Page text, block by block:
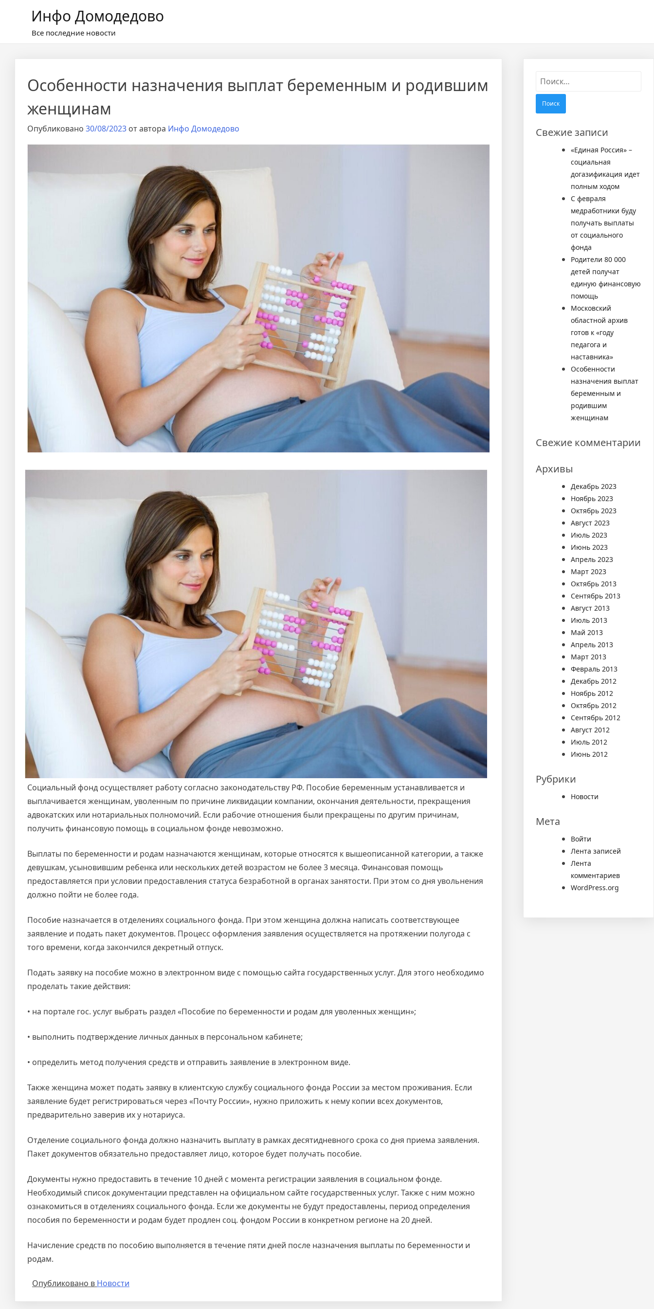
содержимому
Инфо Домодедово
Все последние новости
Особенности назначения выплат беременным и родившим
женщинам
Опубликовано 30/08/2023 от автора Инфо Домодедово
Социальный фонд осуществляет работу согласно законодательству РФ. Пособие беременным устанавливается и
выплачивается женщинам, уволенным по причине ликвидации компании, окончания деятельности, прекращения
адвокатских или нотариальных полномочий. Если рабочие отношения были прекращены по другим причинам,
получить финансовую помощь в социальном фонде невозможно.
Выплаты по беременности и родам назначаются женщинам, которые относятся к вышеописанной категории, а также
девушкам, усыновившим ребенка или нескольких детей возрастом не более 3 месяца. Финансовая помощь
предоставляется при условии предоставления статуса безработной в органах занятости. При этом со дня увольнения
должно пойти не более года.
Пособие назначается в отделениях социального фонда. При этом женщина должна написать соответствующее
заявление и подать пакет документов. Процесс оформления заявления осуществляется на протяжении полугода с
того времени, когда закончился декретный отпуск.
Подать заявку на пособие можно в электронном виде с помощью сайта государственных услуг. Для этого необходимо
проделать такие действия:
• на портале гос. услуг выбрать раздел «Пособие по беременности и родам для уволенных женщин»;
• выполнить подтверждение личных данных в персональном кабинете;
• определить метод получения средств и отправить заявление в электронном виде.
Также женщина может подать заявку в клиентскую службу социального фонда России за местом проживания. Если
заявление будет регистрироваться через «Почту России», нужно приложить к нему копии всех документов,
предварительно заверив их у нотариуса.
Отделение социального фонда должно назначить выплату в рамках десятидневного срока со дня приема заявления.
Пакет документов обязательно предоставляет лицо, которое будет получать пособие.
Документы нужно предоставить в течение 10 дней с момента регистрации заявления в социальном фонде.
Необходимый список документации представлен на официальном сайте государственных услуг. Также с ним можно
ознакомиться в отделениях социального фонда. Если же документы не будут предоставлены, период определения
пособия по беременности и родам будет продлен соц. фондом России в конкретном регионе на 20 дней.
Начисление средств по пособию выполняется в течение пяти дней после назначения выплаты по беременности и
родам.
Опубликовано в Новости
Найти:
Свежие записи
«Единая Россия» –
социальная
догазификация идет
полным ходом
С февраля
медработники буду
получать выплаты
от социального
фонда
Родители 80 000
детей получат
единую финансовую
помощь
Московский
областной архив
готов к «году
педагога и
наставника»
Особенности
назначения выплат
беременным и
родившим
женщинам
Свежие комментарии
Архивы
Декабрь 2023
Ноябрь 2023
Октябрь 2023
Август 2023
Июль 2023
Июнь 2023
Апрель 2023
Март 2023
Октябрь 2013
Сентябрь 2013
Август 2013
Июль 2013
Май 2013
Апрель 2013
Март 2013
Февраль 2013
Декабрь 2012
Ноябрь 2012
Октябрь 2012
Сентябрь 2012
Август 2012
Июль 2012
Июнь 2012
Рубрики
Новости
Мета
Войти
Лента записей
Лента
комментариев
WordPress.org